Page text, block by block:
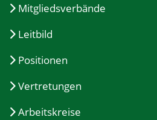
Mitgliedsverbände
Leitbild
Positionen
Vertretungen
Arbeitskreise